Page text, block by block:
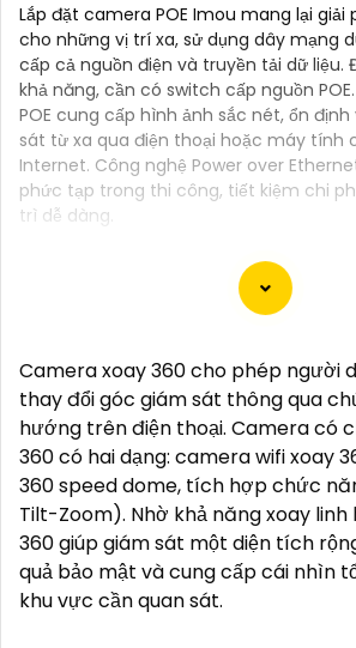
Lắp đặt camera POE Imou mang lại giải
cho những vị trí xa, sử dụng dây mạng
cấp cả nguồn điện và truyền tải dữ liệu.
khả năng, cần có switch cấp nguồn
POE cung cấp hình ảnh sắc nét, ổn
sát từ xa qua điện thoại hoặc máy tính
Internet. Công nghệ Power over
phức tạp trong thi công, tiết kiệm chi
trì dễ dàng.
Imou giá rẻ:
🌙1:Giá cả phải chăng: Camera Wifi
các tính năng hiện đại như quan sát
chuyển động, và chất lượng hình
mức giá hấp dẫn.
➲2:Dễ dàng lắp đặt: Camera Imou
dàng lắp đặt, bạn có thể tự cài đặt
không cần phải thuê dịch vụ
💬3:Độ tin cậy cao: Sản phẩm của
Camera xoay 360 cho phép người
thay đổi góc giám sát thông qua
hướng trên điện thoại. Camera có
360 có hai dạng: camera wifi xoay
360 speed dome, tích hợp chức
Tilt-Zoom). Nhờ khả năng xoay
360 giúp giám sát một diện tích
quả bảo mật và cung cấp cái nhìn
khu vực cần quan sát.